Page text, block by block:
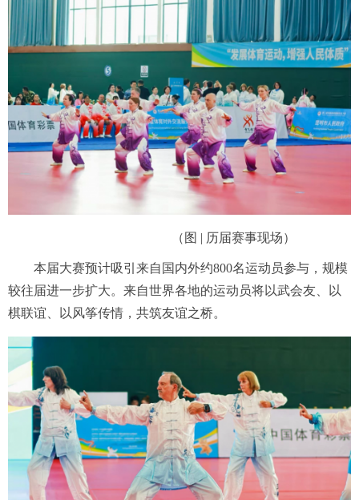
（图 | 历届赛事现场）
本届大赛预计吸引来自国内外约800名运动员参与，规模
较往届进一步扩大。来自世界各地的运动员将以武会友、以
棋联谊、以风筝传情，共筑友谊之桥。